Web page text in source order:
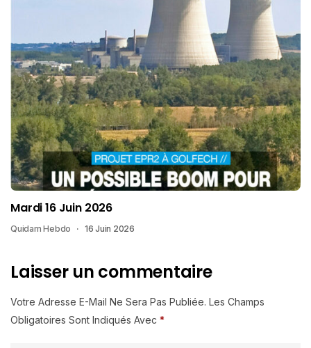
Mardi 16 Juin 2026
Quidam Hebdo 16 Juin 2026
Laisser un commentaire
Votre Adresse E-Mail Ne Sera Pas Publiée. Les Champs
Obligatoires Sont Indiqués Avec *